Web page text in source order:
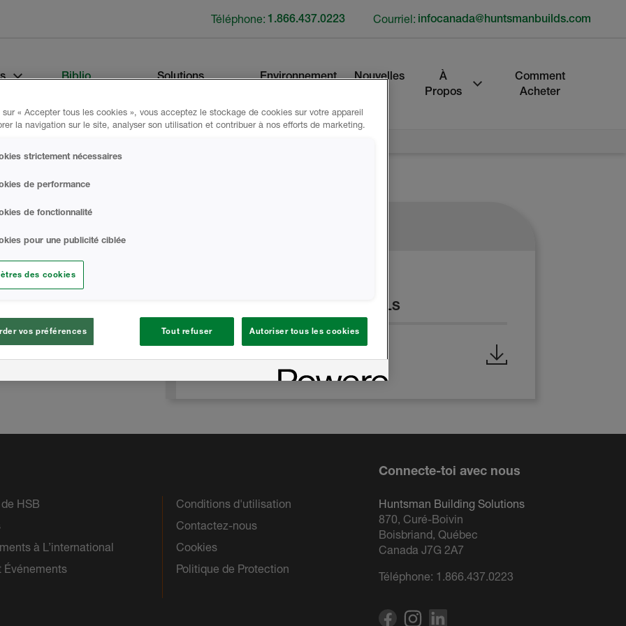
Biblio
Solutions
Environnement Nouvelles
À
Propos
Comment
Acheter
DOCUMENTS PROMOTIONNELS
Téléphone: 1.866.437.0223 Courriel: infocanada@huntsmanbuilds.com
HSB
à L’international
Événements
Conditions d'utilisation
Contactez-nous
Cookies
Politique de Protection
Connecte-toi avec nous
Huntsman Building Solutions
870, Curé-Boivin
Boisbriand, Québec
Canada J7G 2A7
Téléphone: 1.866.437.0223
sur « Accepter tous les cookies », vous acceptez le stockage de cookies sur votre appareil
la navigation sur le site, analyser son utilisation et contribuer à nos efforts de marketing.
strictement nécessaires
de performance
de fonctionnalité
pour une publicité ciblée
des cookies
vos préférences Tout refuser Autoriser tous les cookies